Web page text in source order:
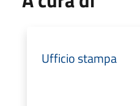
Ufficio stampa